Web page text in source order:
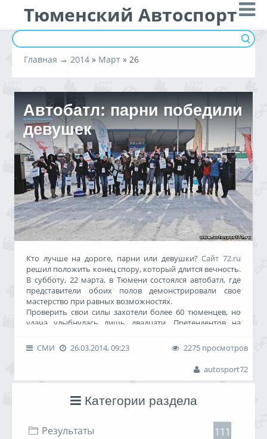
Тюменский Автоспорт
Категории раздела
Результаты
111
Главная → 2014 » Март » 26
Автобатл: парни победили
девушек
Кто лучше на дороге, парни или девушки?Сайт 72.ru
решил положить конец спору, который длится вечность.
В субботу, 22 марта, в Тюмени состоялся автобатл, где
представители обоих полов демонстрировали свое
мастерство при равных возможностях.
Проверить свои силы захотели более 60 тюменцев, но
удача улыбнулась лишь двадцати. Претендентов на
10 девушек и 10 парней. Им предстояло пройти три
этапа испытаний: проехать трассы на седане Ford Focus,
внедорожнике Great Wall Hover и квадроцикле CF625-X6.
СМИ 26.03.2014, 09:23
2275 просмотров
autosport72